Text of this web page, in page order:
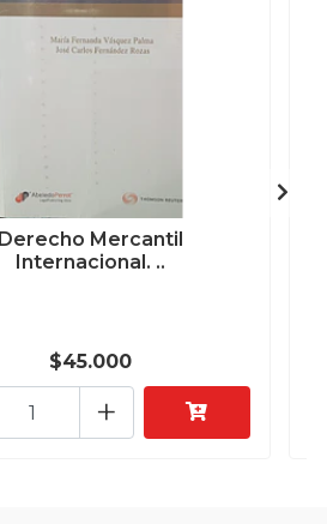
Derecho Mercantil
Internacional. ..
$45.000
+